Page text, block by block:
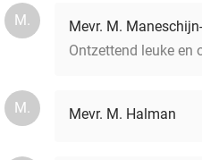
M.
Mevr. M.
Ontzettend leuke en
M. Mevr. M. Halman